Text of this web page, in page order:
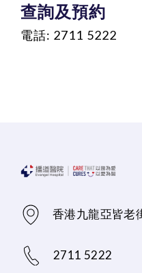
查詢及預約
電話: 2711 5222
香港九龍亞皆老
2711 5222